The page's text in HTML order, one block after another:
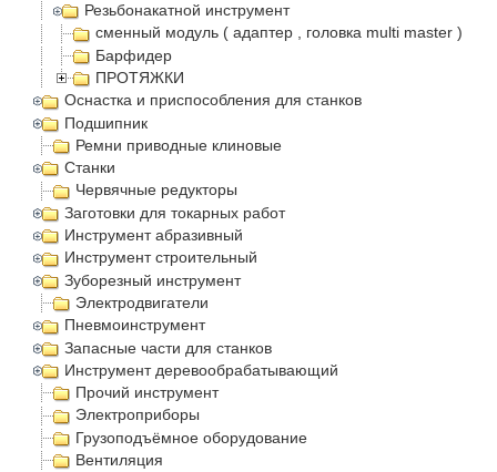
Резьбонакатной инструмент
сменный модуль ( адаптер , головка multi master )
Барфидер
ПРОТЯЖКИ
Оснастка и приспособления для станков
Подшипник
Ремни приводные клиновые
Станки
Червячные редукторы
Заготовки для токарных работ
Инструмент абразивный
Инструмент строительный
Зуборезный инструмент
Электродвигатели
Пневмоинструмент
Запасные части для станков
Инструмент деревообрабатывающий
Прочий инструмент
Электроприборы
Грузоподъёмное оборудование
Вентиляция